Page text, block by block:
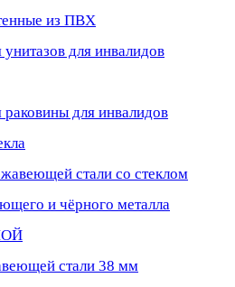
из ПВХ
для инвалидов
для инвалидов
стали со стеклом
и чёрного металла
стали 38 мм